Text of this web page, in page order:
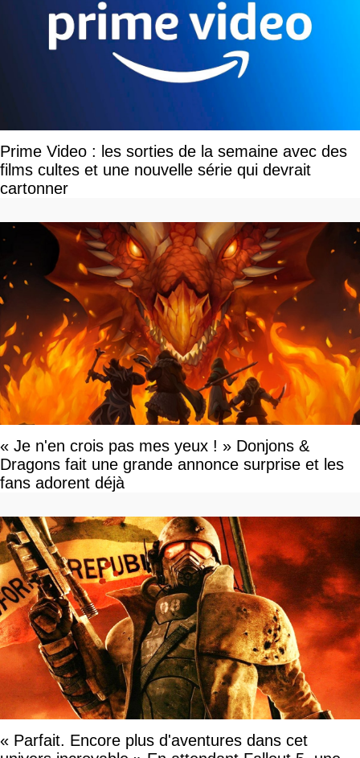
Prime Video : les sorties de la semaine avec des
films cultes et une nouvelle série qui devrait
cartonner
« Je n'en crois pas mes yeux ! » Donjons &
Dragons fait une grande annonce surprise et les
fans adorent déjà
« Parfait. Encore plus d'aventures dans cet